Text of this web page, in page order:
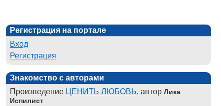
Регистрация на портале
Вход
Регистрация
Знакомство с авторами
Произведение ЦЕНИТЬ ЛЮБОВЬ, автор Лика
Испилист